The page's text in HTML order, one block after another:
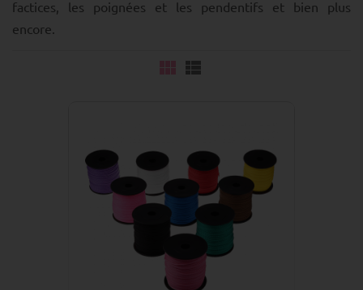
factices, les poignées et les pendentifs et bien plus
encore.